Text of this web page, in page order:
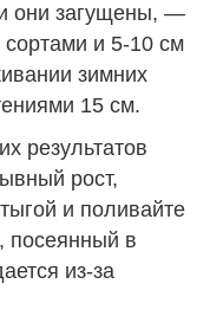
они загущены, —
и 5-10 см
зимних
15 см.
результатов
рост,
и поливайте
посеянный в
из-за